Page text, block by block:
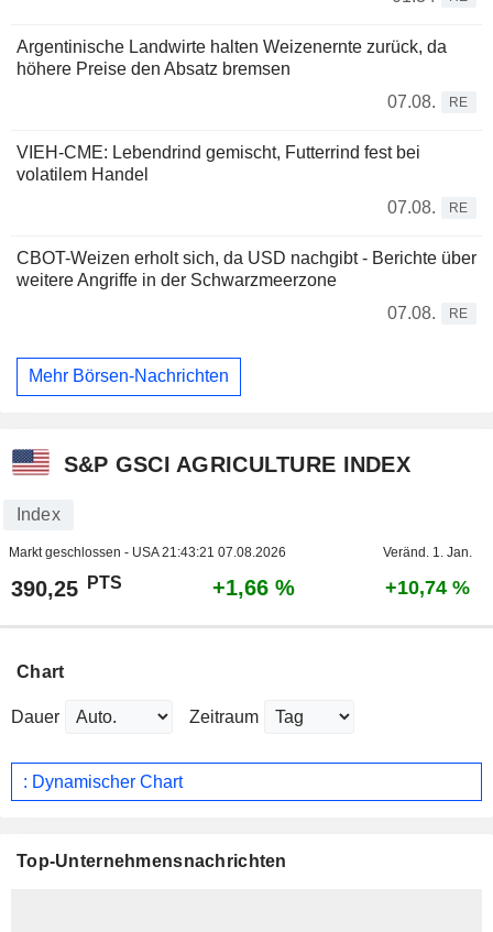
Argentinische Landwirte halten Weizenernte zurück, da
höhere Preise den Absatz bremsen
07.08.
RE
VIEH-CME: Lebendrind gemischt, Futterrind fest bei
volatilem Handel
07.08.
RE
CBOT-Weizen erholt sich, da USD nachgibt - Berichte über
weitere Angriffe in der Schwarzmeerzone
07.08.
RE
Mehr Börsen-Nachrichten
S&P GSCI AGRICULTURE INDEX
Index
Markt geschlossen - USA21:43:21 07.08.2026 Veränd. 1. Jan.
390,25 PTS +1,66 % +10,74 %
Chart
Dauer Zeitraum
: Dynamischer Chart
Top-Unternehmensnachrichten